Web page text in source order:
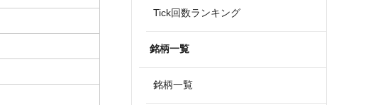
Tick回数ランキング
銘柄一覧
銘柄一覧